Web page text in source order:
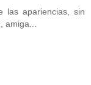
las apariencias, sin